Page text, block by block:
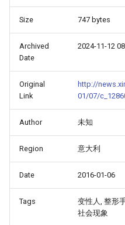
Size 747 bytes
Archived
Date
2024-11-12
Original
Link
http://
01/07/
Author 未知
Region 意大利
Date 2016-01-06
Tags
变性人, 整形
社会现象